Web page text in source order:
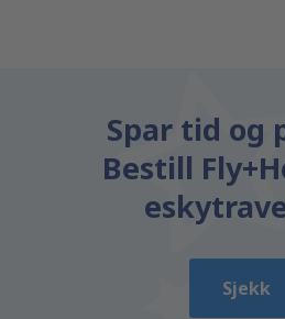
Spar tid og
Bestill
Sjekk